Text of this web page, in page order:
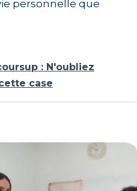
personnelle que
: N'oubliez
case